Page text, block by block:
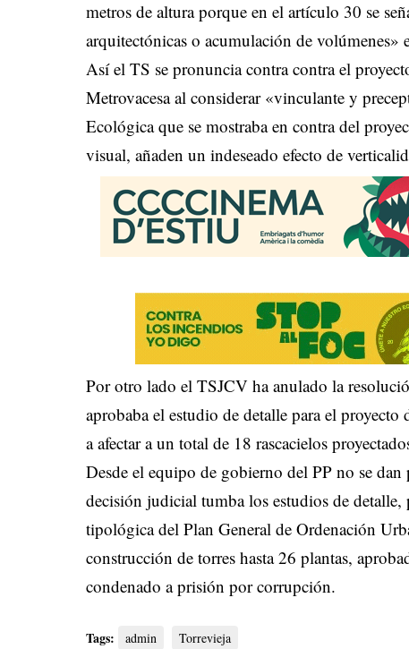
metros de altura porque en el artículo 30 se
arquitectónicas o acumulación de
Así el TS se pronuncia contra contra el
Metrovacesa al considerar «vinculante y
Ecológica que se mostraba en contra del
visual, añaden un indeseado efecto de
Por otro lado el TSJCV ha anulado la
aprobaba el estudio de detalle para el
a afectar a un total de 18 rascacielos
Desde el equipo de gobierno del PP no se
decisión judicial tumba los estudios de
tipológica del Plan General de Ordenación
construcción de torres hasta 26 plantas,
condenado a prisión por corrupción.
Tags: admin Torrevieja